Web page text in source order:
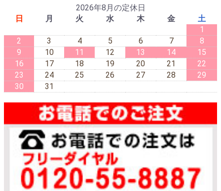
2026年8月の定休日
日
月 火 水 木 金
土
1
2
3 4 5 6 7
8
9
10 11 12 13 14
15
16
17 18 19 20 21
22
23
24 25 26 27 28
29
30
31